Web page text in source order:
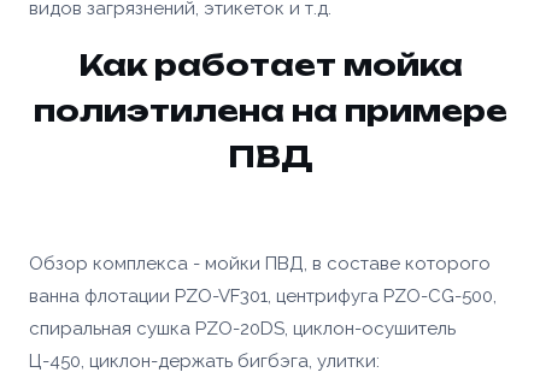
видов загрязнений, этикеток и т.д.
Как работает мойка
полиэтилена на примере
ПВД
Обзор комплекса - мойки ПВД, в составе которого
ванна флотации PZO-VF301, центрифуга PZO-CG-500,
спиральная сушка PZO-20DS, циклон-осушитель
Ц-450, циклон-держать бигбэга, улитки: